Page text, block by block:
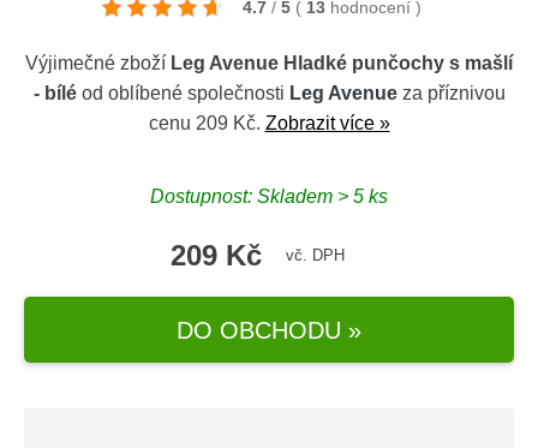
4.7 / 5 ( 13 hodnocení )
Výjimečné zboží Leg Avenue Hladké punčochy s mašlí
- bíléod oblíbené společnosti Leg Avenueza příznivou
cenu 209 Kč. Zobrazit více »
Dostupnost: Skladem > 5 ks
209 Kč vč. DPH
DO OBCHODU »